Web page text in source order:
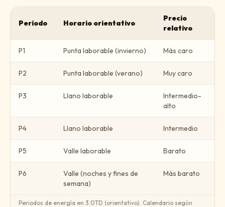
Periodo Horario orientativo
Precio
relativo
P1 Punta laborable (invierno) Más caro
P2 Punta laborable (verano) Muy caro
P3 Llano laborable
Intermedio-
alto
P4 Llano laborable Intermedio
P5 Valle laborable Barato
P6
Valle (noches y fines de
semana)
Más barato
Periodos de energía en 3.0TD (orientativo). Calendario según